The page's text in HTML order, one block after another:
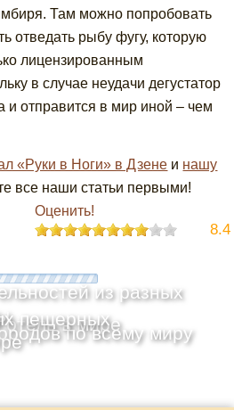
Там можно попробовать
отведать рыбу фугу, которую
лицензированным
в случае неудачи дегустатор
и отправится в мир иной – чем
«Руки в Ноги» в Дзене и нашу
все наши статьи первыми!
Оценить!
8.4
из разных
в мире
по всему миру
пещерных